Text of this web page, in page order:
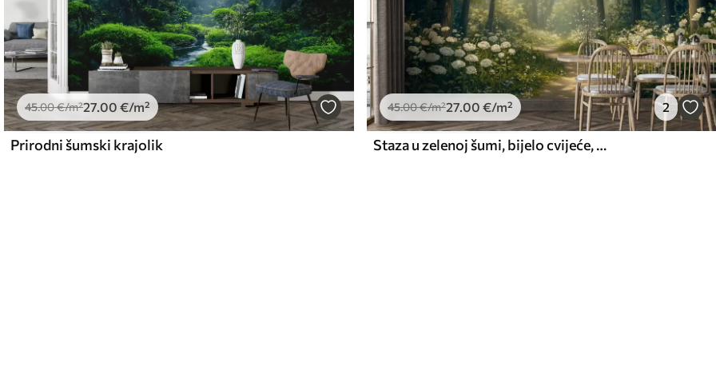
45.00€/m²27 .00 €/m²
Prirodni šumski krajolik
45.00€/m²27.00 €/m² 2
Staza u zelenoj šumi, bijelo cvijeće, sunčeva svjetlost, crtež u akrilnom stilu